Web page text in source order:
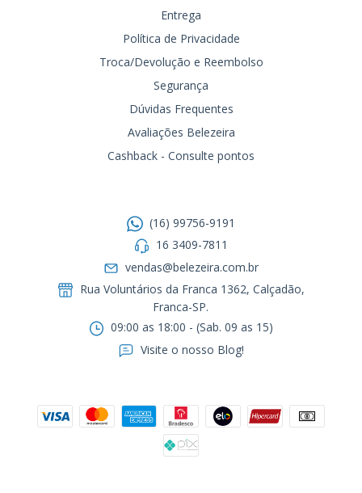
Entrega
Política de Privacidade
Troca/Devolução e Reembolso
Segurança
Dúvidas Frequentes
Avaliações Belezeira
Cashback - Consulte pontos
(16) 99756-9191
16 3409-7811
vendas@belezeira.com.br
Rua Voluntários da Franca 1362, Calçadão,
Franca-SP.ㅤㅤㅤㅤㅤㅤㅤㅤㅤㅤㅤ
09:00 as 18:00 - (Sab. 09 as 15)
Visite o nosso Blog!